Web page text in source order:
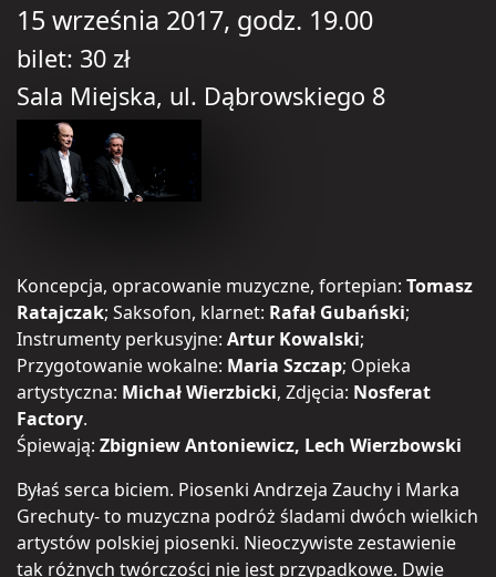
15 września 2017, godz. 19.00
bilet: 30 zł
Sala Miejska, ul. Dąbrowskiego 8
Koncepcja, opracowanie muzyczne, fortepian: Tomasz
Ratajczak; Saksofon, klarnet: Rafał Gubański;
Instrumenty perkusyjne: Artur Kowalski;
Przygotowanie wokalne: Maria Szczap; Opieka
artystyczna: Michał Wierzbicki, Zdjęcia: Nosferat
Factory.
Śpiewają: Zbigniew Antoniewicz, Lech Wierzbowski
Byłaś serca biciem. Piosenki Andrzeja Zauchy i Marka
Grechuty- to muzyczna podróż śladami dwóch wielkich
artystów polskiej piosenki. Nieoczywiste zestawienie
tak różnych twórczości nie jest przypadkowe. Dwie